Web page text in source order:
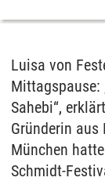
Luisa von
Mittagspause:
Sahebi“,
Gründerin aus
München
Schmidt-